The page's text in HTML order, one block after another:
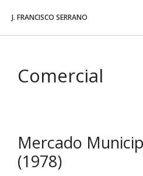
J. FRANCISCO SERRANO
Comercial
Mercado
(1978)